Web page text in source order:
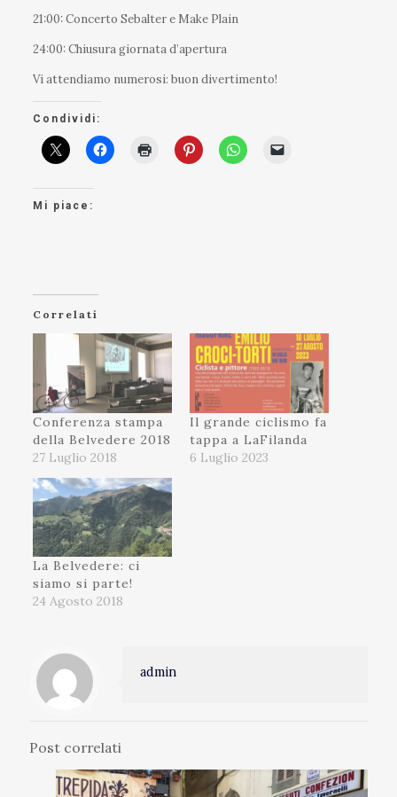
21:00: Concerto Sebalter e Make Plain
24:00: Chiusura giornata d’apertura
Vi attendiamo numerosi: buon divertimento!
Condividi:
Mi piace:
Correlati
Conferenza stampa
della Belvedere 2018
27 Luglio 2018
Il grande ciclismo fa
tappa a LaFilanda
6 Luglio 2023
La Belvedere: ci
siamo si parte!
24 Agosto 2018
admin
Post correlati